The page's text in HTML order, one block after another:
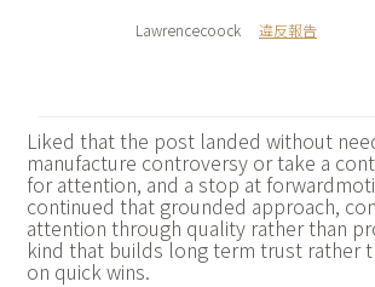
Lawrencecoock 違反報告
Liked that the post landed without
manufacture controversy or take a
for attention, and a stop at
continued that grounded approach,
attention through quality rather than
kind that builds long term trust rather
on quick wins.